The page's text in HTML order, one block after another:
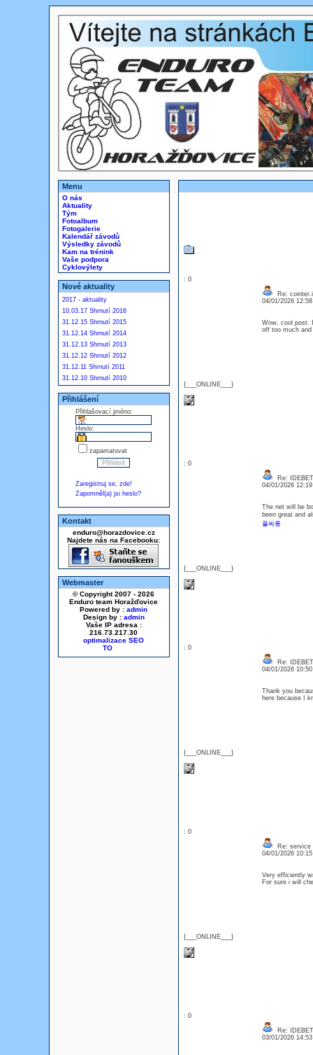
Menu
O nás
Aktuality
Tým
Fotoalbum
Fotogalerie
Kalendář závodů
Výsledky závodů
Kam na trénink
Vaše podpora
Cyklovýlety
Nové aktuality
2017 - aktuality
10.03.17 Shrnutí 2016
31.12.15 Shrnutí 2015
31.12.14 Shrnutí 2014
31.12.13 Shrnutí 2013
31.12.12 Shrnutí 2012
31.12.11 Shrnutí 2011
31.12.10 Shrnutí 2010
Přihlášení
Přihlašovací jméno:
Heslo:
zapamatovat
Zaregistruj se, zde!
Zapomněl(a) jsi heslo?
Kontakt
enduro@horazdovice.cz
Najdete nás na Facebooku:
Webmaster
© Copyright 2007 - 2026
Enduro team Horažďovice
Powered by : admin
Design by : admin
Vaše IP adresa :
216.73.217.30
optimalizace SEO
: 0
{___ONLINE___}
Re:
04/01/2026
Wow, cool post.
off too much
: 0
{___ONLINE___}
Re: IDEBET
04/01/2026
The net will be
been great and
풀싸롱
: 0
{___ONLINE___}
Re: IDEBET
04/01/2026
Thank you
here because I
: 0
{___ONLINE___}
Re: service
04/01/2026
Very efficiently
For sure i will
: 0
Re: IDEBET
03/01/2026